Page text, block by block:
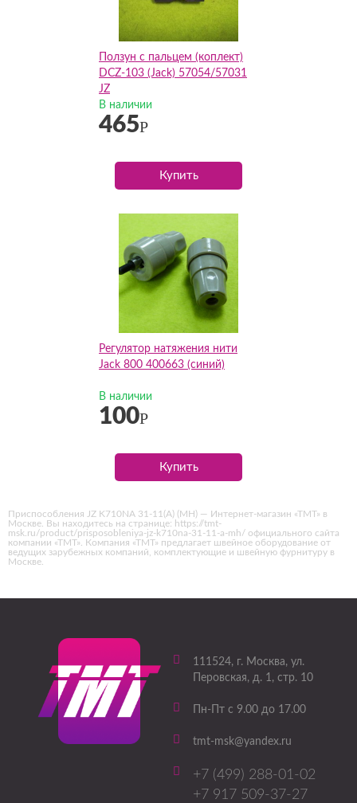
Ползун с пальцем (коплект)
DCZ-103 (Jack) 57054/57031
JZ
В наличии
465Р
Купить
Регулятор натяжения нити
Jack 800 400663 (синий)
В наличии
100Р
Купить
Приспособления JZ K710NA 31-11(А) (MH) — Интернет-магазин «ТМТ» в
Москве. Вы находитесь на странице: https://tmt-
msk.ru/product/prisposobleniya-jz-k710na-31-11-a-mh/ официального сайта
компании «ТМТ». Компания «ТМТ» предлагает швейное оборудование от
ведущих зарубежных компаний, комплектующие и швейную фурнитуру в
Москве.
111524, г. Москва, ул.
Перовская, д. 1, стр. 10
Пн-Пт с 9.00 до 17.00
tmt-msk@yandex.ru
+7 (499) 288-01-02
+7 917 509-37-27